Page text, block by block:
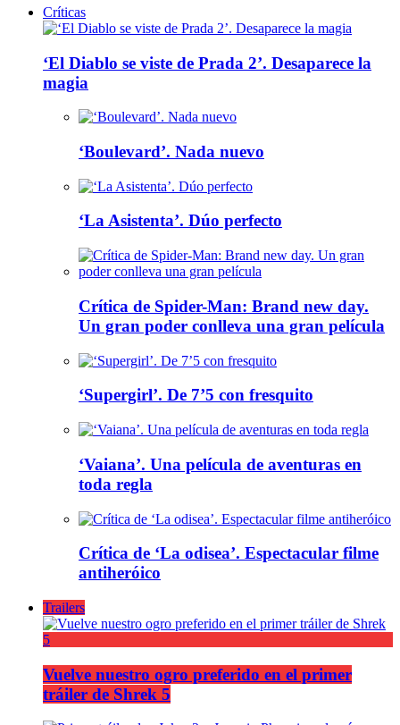
Críticas
‘El Diablo se viste de Prada 2’. Desaparece la
magia
‘Boulevard’. Nada nuevo
‘La Asistenta’. Dúo perfecto
Crítica de Spider-Man: Brand new day.
Un gran poder conlleva una gran película
‘Supergirl’. De 7’5 con fresquito
‘Vaiana’. Una película de aventuras en
toda regla
Crítica de ‘La odisea’. Espectacular filme
antiheróico
Trailers
Vuelve nuestro ogro preferido en el primer
tráiler de Shrek 5